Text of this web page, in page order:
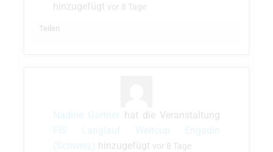
hinzugefügt vor 8 Tage
Teilen
Nadine Gärtner hat die Veranstaltung
FIS Langlauf Weltcup Engadin
(Schweiz) hinzugefügt vor 8 Tage